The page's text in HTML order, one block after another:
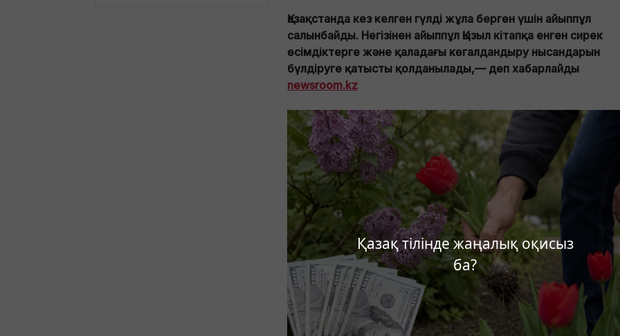
Қазақ тілінде жаңалық оқисыз
ба?
Қазақстанда кез келген гүлді жұла берген үшін айыппұл
салынбайды. Негізінен айыппұл Қызыл кітапқа енген сирек
өсімдіктерге және қаладағы көгалдандыру нысандарын
бүлдіруге қатысты қолданылады,— деп хабарлайды
newsroom.kz